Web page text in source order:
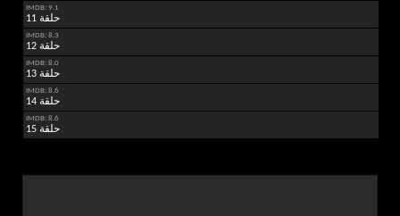
IMDB: 9.1
حلقة 11
IMDB: 8.3
حلقة 12
IMDB: 8.0
حلقة 13
IMDB: 8.6
حلقة 14
IMDB: 8.6
حلقة 15